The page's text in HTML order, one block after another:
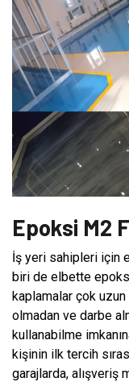
Epoksi M2
İş yeri sahipleri için
biri de elbette
kaplamalar çok
olmadan ve darbe
kullanabilme
kişinin ilk tercih
garajlarda, alışveriş